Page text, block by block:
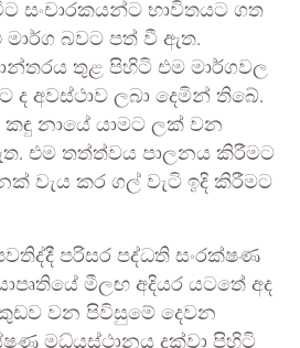
සංචාරකයන්ට භාවිතයට ගත
බවට පත් වී ඇත.
තුළ පිහිටි එම මාර්ගවල
අවස්ථාව ලබා දෙමින් තිබේ.
නායේ යාමට ලක් වන
එම තත්ත්වය පාලනය කිරීමට
වැය කර ගල් වැටි ඉදි කිරීමට
පරිසර පද්ධති සංරක්ෂණ
මීලඟ අදියර යටතේ අද
වන පිවිසුමේ දෙවන
මධ්යස්ථානය දක්වා පිහිටි